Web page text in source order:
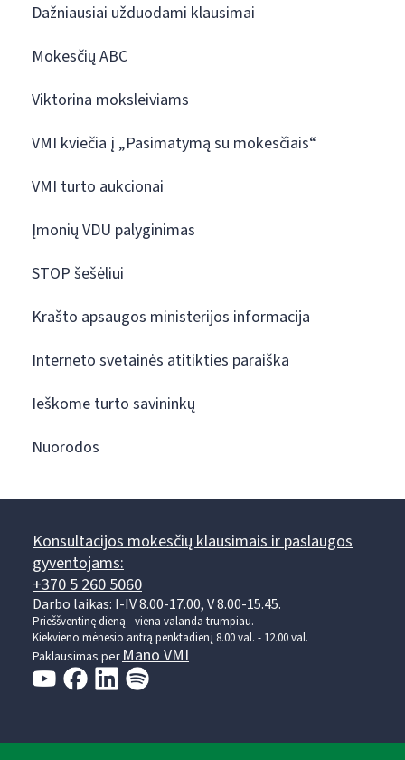
Dažniausiai užduodami klausimai
Mokesčių ABC
Viktorina moksleiviams
VMI kviečia į „Pasimatymą su mokesčiais“
VMI turto aukcionai
Įmonių VDU palyginimas
STOP šešėliui
Krašto apsaugos ministerijos informacija
Interneto svetainės atitikties paraiška
Ieškome turto savininkų
Nuorodos
Konsultacijos mokesčių klausimais ir paslaugos
gyventojams:
+370 5 260 5060
Darbo laikas: I-IV 8.00-17.00, V 8.00-15.45.
Prieššventinę dieną - viena valanda trumpiau.
Kiekvieno mėnesio antrą penktadienį 8.00 val. - 12.00 val.
Paklausimas perMano VMI